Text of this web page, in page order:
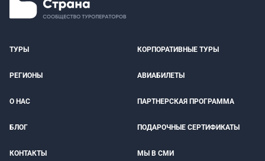
ТУРЫ КОРПОРАТИВНЫЕ ТУРЫ
РЕГИОНЫ АВИАБИЛЕТЫ
О НАС ПАРТНЕРСКАЯ ПРОГРАММА
БЛОГ ПОДАРОЧНЫЕ СЕРТИФИКАТЫ
КОНТАКТЫ МЫ В СМИ